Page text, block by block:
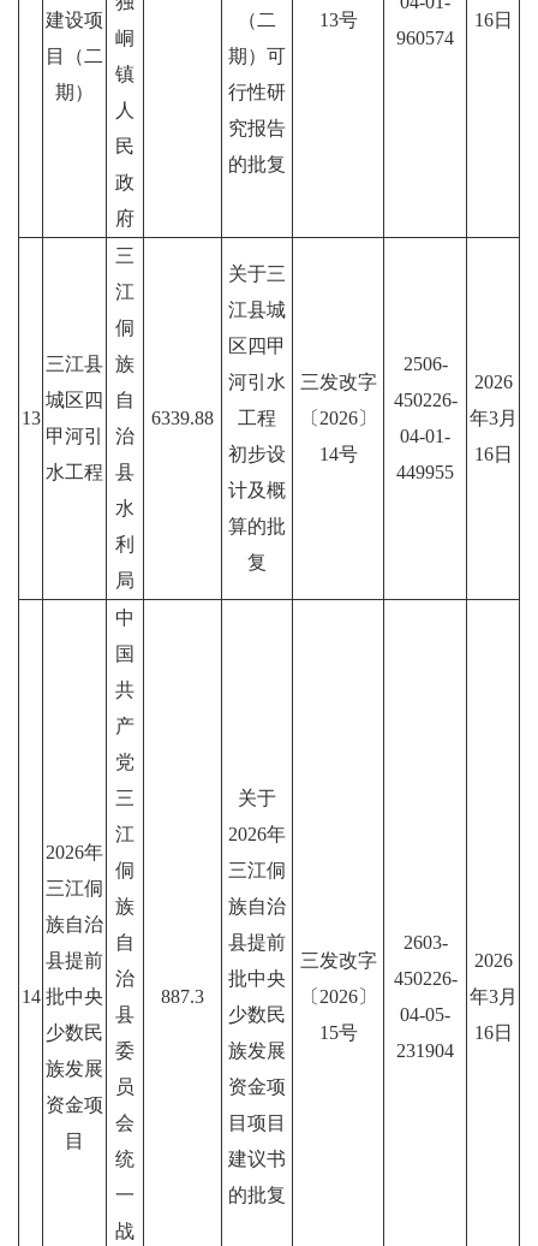
建设项
目（二
期）
峒
镇
人
民
政
府
（二
期）可
行性研
究报告
的批复
13号
960574
16日
13
三江县
城区四
甲河引
水工程
三
江
侗
族
自
治
县
水
利
局
6339.88
关于三
江县城
区四甲
河引水
工程
初步设
计及概
算的批
复
三发改字
〔2026〕
14号
2506-
450226-
04-01-
449955
2026
年3月
16日
14
2026年
三江侗
族自治
县提前
批中央
少数民
族发展
资金项
目
中
国
共
产
党
三
江
侗
族
自
治
县
委
员
会
统
一
战
887.3
关于
2026年
三江侗
族自治
县提前
批中央
少数民
族发展
资金项
目项目
建议书
的批复
三发改字
〔2026〕
15号
2603-
450226-
04-05-
231904
2026
年3月
16日